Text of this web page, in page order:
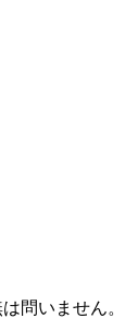
問いません。